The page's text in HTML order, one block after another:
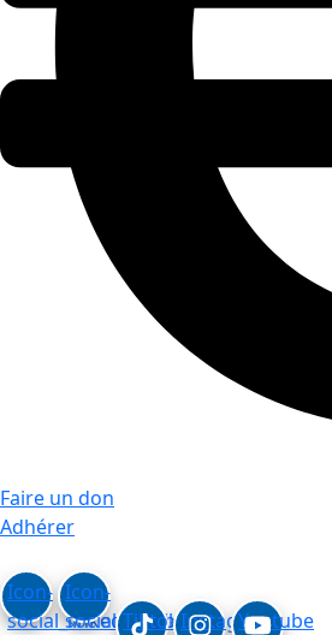
Faire un don
Adhérer
Icon-
social_linkedin
Icon-
social_facebook
TiktokInstagramYoutube